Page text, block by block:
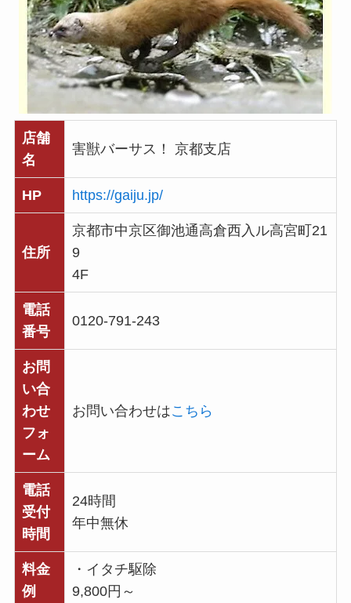
店舗
名
害獣バーサス！ 京都支店
HP https://gaiju.jp/
住所
京都市中京区御池通高倉西入ル高宮町21
9
4F
電話
番号
0120-791-243
お問
い合
わせ
フォ
ーム
お問い合わせはこちら
電話
受付
時間
24時間
年中無休
料金
例
・イタチ駆除
9,800円～